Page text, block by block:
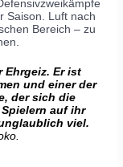
Saison. Luft nach
Bereich – zu
Er ist
und einer der
der sich die
auf ihr
viel.